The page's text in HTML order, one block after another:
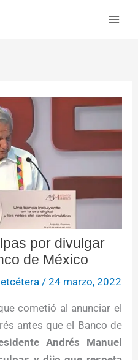
por divulgar
de México
etcétera /24 marzo, 2022
cometió al anunciar el
antes que el Banco de
Andrés Manuel